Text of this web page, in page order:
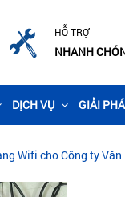
HỖ TRỢ
NHANH
DỊCH VỤ GIẢI
Văn Phòng|Thi